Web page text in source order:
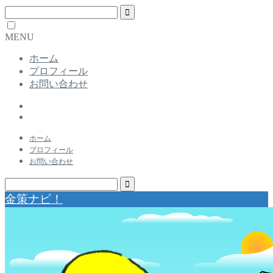
MENU
ホーム
プロフィール
お問い合わせ
ホーム
プロフィール
お問い合わせ
金策ナビ！